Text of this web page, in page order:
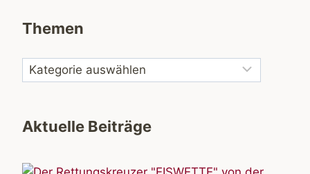
Themen
Aktuelle Beiträge